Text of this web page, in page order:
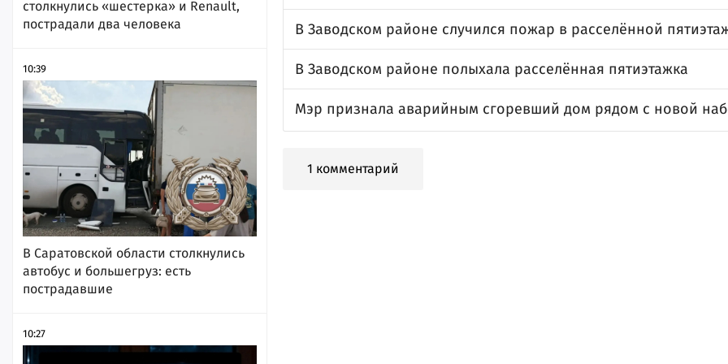
столкнулись «шестерка» и Renault,
пострадали два человека
10:39
В Саратовской области столкнулись
автобус и большегруз: есть
пострадавшие
10:27
В Заводском районе случился пожар в расселённой
В Заводском районе полыхала расселённая пятиэтажка
Мэр признала аварийным сгоревший дом рядом с новой
1 комментарий